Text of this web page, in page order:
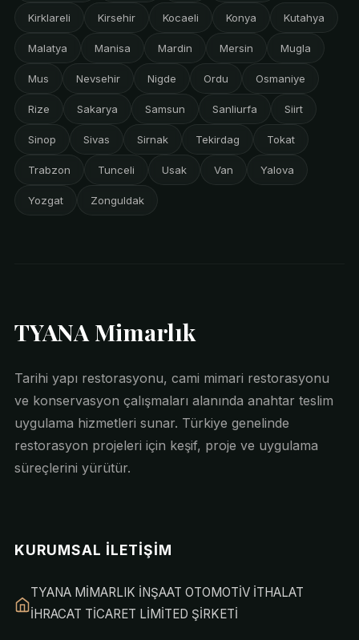
Kirklareli Kirsehir Kocaeli Konya Kutahya
Malatya Manisa Mardin Mersin Mugla
Mus Nevsehir Nigde Ordu Osmaniye
Rize Sakarya Samsun Sanliurfa Siirt
Sinop Sivas Sirnak Tekirdag Tokat
Trabzon Tunceli Usak Van Yalova
Yozgat Zonguldak
TYANA Mimarlık
Tarihi yapı restorasyonu, cami mimari restorasyonu
ve konservasyon çalışmaları alanında anahtar teslim
uygulama hizmetleri sunar. Türkiye genelinde
restorasyon projeleri için keşif, proje ve uygulama
süreçlerini yürütür.
KURUMSAL İLETIŞIM
TYANA MİMARLIK İNŞAAT OTOMOTİV İTHALAT
İHRACAT TİCARET LİMİTED ŞİRKETİ